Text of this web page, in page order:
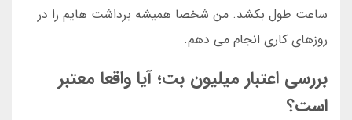
ساعت طول بکشد. من شخصا همیشه برداشت هایم را در
روزهای کاری انجام می دهم.
بررسی اعتبار میلیون بت؛ آیا واقعا معتبر
است؟